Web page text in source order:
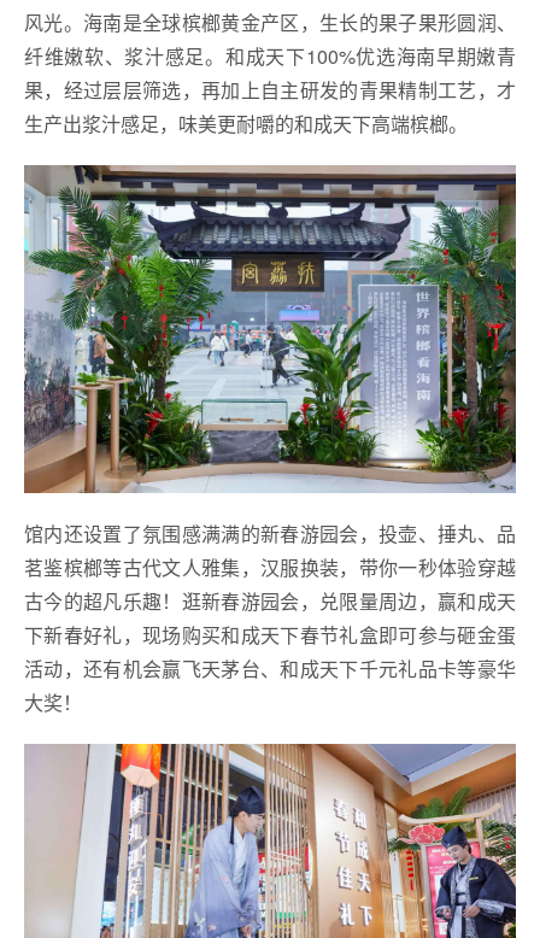
风光。海南是全球槟榔黄金产区，生长的果子果形圆润、
纤维嫩软、浆汁感足。和成天下100%优选海南早期嫩青
果，经过层层筛选，再加上自主研发的青果精制工艺，才
生产出浆汁感足，味美更耐嚼的和成天下高端槟榔。
馆内还设置了氛围感满满的新春游园会，投壶、捶丸、品
茗鉴槟榔等古代文人雅集，汉服换装，带你一秒体验穿越
古今的超凡乐趣！逛新春游园会，兑限量周边，赢和成天
下新春好礼，现场购买和成天下春节礼盒即可参与砸金蛋
活动，还有机会赢飞天茅台、和成天下千元礼品卡等豪华
大奖！